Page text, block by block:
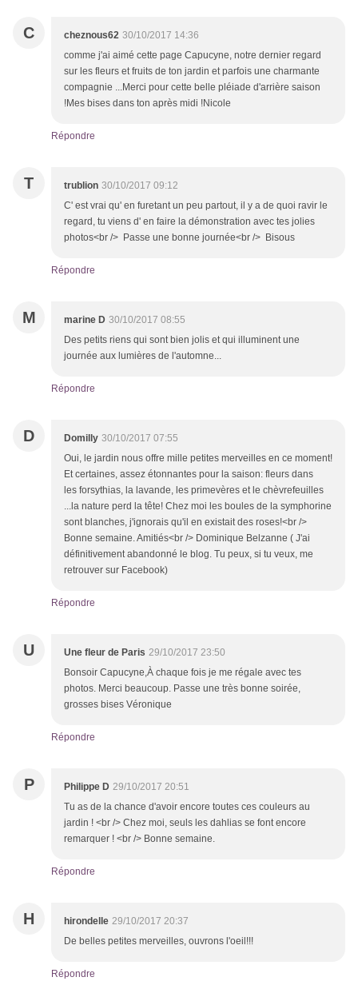
C cheznous62 30/10/2017 14:36
comme j'ai aimé cette page Capucyne, notre dernier regard
sur les fleurs et fruits de ton jardin et parfois une charmante
compagnie ...Merci pour cette belle pléiade d'arrière saison
!Mes bises dans ton après midi !Nicole
Répondre
T trublion 30/10/2017 09:12
C' est vrai qu' en furetant un peu partout, il y a de quoi ravir le
regard, tu viens d' en faire la démonstration avec tes jolies
photos<br /> Passe une bonne journée<br /> Bisous
Répondre
M marine D 30/10/2017 08:55
Des petits riens qui sont bien jolis et qui illuminent une
journée aux lumières de l'automne...
Répondre
D Domilly 30/10/2017 07:55
Oui, le jardin nous offre mille petites merveilles en ce moment!
Et certaines, assez étonnantes pour la saison: fleurs dans
les forsythias, la lavande, les primevères et le chèvrefeuilles
...la nature perd la tête! Chez moi les boules de la symphorine
sont blanches, j'ignorais qu'il en existait des roses!<br />
Bonne semaine. Amitiés<br /> Dominique Belzanne ( J'ai
définitivement abandonné le blog. Tu peux, si tu veux, me
retrouver sur Facebook)
Répondre
U Une fleur de Paris 29/10/2017 23:50
Bonsoir Capucyne,À chaque fois je me régale avec tes
photos. Merci beaucoup. Passe une très bonne soirée,
grosses bises Véronique
Répondre
P Philippe D 29/10/2017 20:51
Tu as de la chance d'avoir encore toutes ces couleurs au
jardin ! <br /> Chez moi, seuls les dahlias se font encore
remarquer ! <br /> Bonne semaine.
Répondre
H hirondelle 29/10/2017 20:37
De belles petites merveilles, ouvrons l'oeil!!!
Répondre